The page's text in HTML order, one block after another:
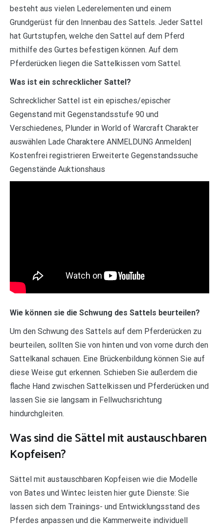
besteht aus vielen Lederelementen und einem
Grundgerüst für den Innenbau des Sattels. Jeder Sattel
hat Gurtstupfen, welche den Sattel auf dem Pferd
mithilfe des Gurtes befestigen können. Auf dem
Pferderücken liegen die Sattelkissen vom Sattel.
Was ist ein schrecklicher Sattel?
Schrecklicher Sattel ist ein episches/epischer
Gegenstand mit Gegenstandsstufe 90 und
Verschiedenes, Plunder in World of Warcraft Charakter
auswählen Lade Charaktere ANMELDUNG Anmelden|
Kostenfrei registrieren Erweiterte Gegenstandssuche
Gegenstände Auktionshaus
Wie können sie die Schwung des Sattels beurteilen?
Um den Schwung des Sattels auf dem Pferderücken zu
beurteilen, sollten Sie von hinten und von vorne durch den
Sattelkanal schauen. Eine Brückenbildung können Sie auf
diese Weise gut erkennen. Schieben Sie außerdem die
flache Hand zwischen Sattelkissen und Pferderücken und
lassen Sie sie langsam in Fellwuchsrichtung
hindurchgleiten.
Was sind die Sättel mit austauschbaren
Kopfeisen?
Sättel mit austauschbaren Kopfeisen wie die Modelle
von Bates und Wintec leisten hier gute Dienste: Sie
lassen sich dem Trainings- und Entwicklungsstand des
Pferdes anpassen und die Kammerweite individuell